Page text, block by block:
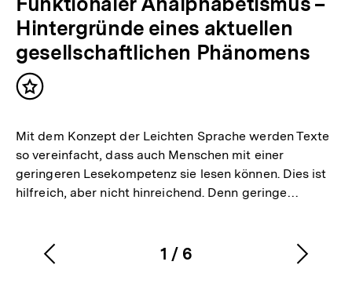
Hintergründe eines aktuellen
gesellschaftlichen Phänomens
Inhalt
Mit dem Konzept der Leichten Sprache werden Texte
so vereinfacht, dass auch Menschen mit einer
geringeren Lesekompetenz sie lesen können. Dies ist
hilfreich, aber nicht hinreichend. Denn geringe…
Karussellinhalt
1
von
/ 6
Vorherigen